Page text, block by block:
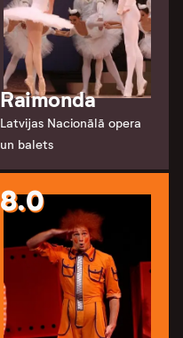
Raimonda
Latvijas Nacionālā opera
un balets
8.0